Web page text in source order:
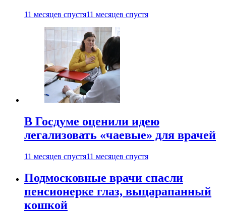
11 месяцев спустя11 месяцев спустя
В Госдуме оценили идею
легализовать «чаевые» для врачей
11 месяцев спустя11 месяцев спустя
Подмосковные врачи спасли
пенсионерке глаз, выцарапанный
кошкой